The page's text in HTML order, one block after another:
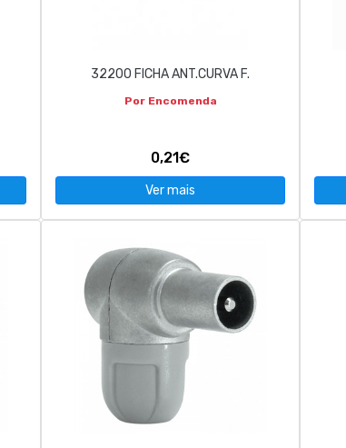
32200 FICHA ANT.CURVA F.
Por Encomenda
0,21€
Ver mais